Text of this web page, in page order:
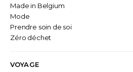
Made in Belgium
Mode
Prendre soin de soi
Zéro déchet
VOYAGE